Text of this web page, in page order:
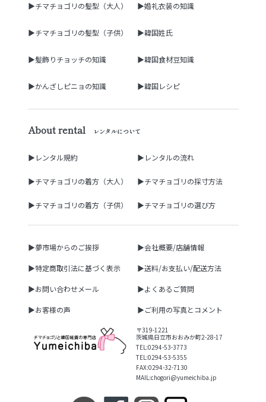
▶チマチョゴリの髪型（大人） ▶婚礼衣装の知識
▶チマチョゴリの髪型（子供） ▶韓国姓氏
▶髪飾りチョッチの知識 ▶韓国食材豆知識
▶かんざしピニョの知識 ▶韓国レシピ
About rental レンタルについて
▶レンタル規約 ▶レンタルの流れ
▶チマチョゴリの着方（大人） ▶チマチョゴリの採寸方法
▶チマチョゴリの着方（子供） ▶チマチョゴリの選び方
▶夢市場からのご挨拶 ▶会社概要/店舗情報
▶特定商取引法に基づく表示 ▶送料/お支払い/配送方法
▶お問い合わせメール ▶よくあるご質問
▶お客様の声 ▶ご利用の写真とコメント
〒319-1221
茨城県日立市おおみか町2-28-17
TEL:0294-53-3773
TEL:0294-53-5355
FAX:0294-32-7130
MAIL:chogori@yumeichiba.jp